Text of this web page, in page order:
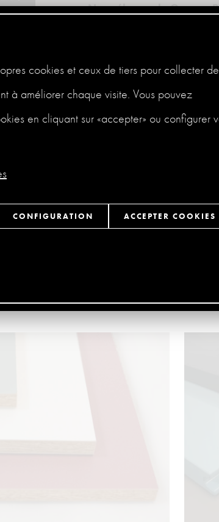
Nous élevons la Gamme
La nouvelle et unique solution
gamme PREMIUM avec une
inchangé au fil du temps,
cookies et ceux de tiers pour collecter
à améliorer chaque visite. Vous pouvez
en cliquant sur «accepter» ou configurer
CONFIGURATION ACCEPTER COOKIES